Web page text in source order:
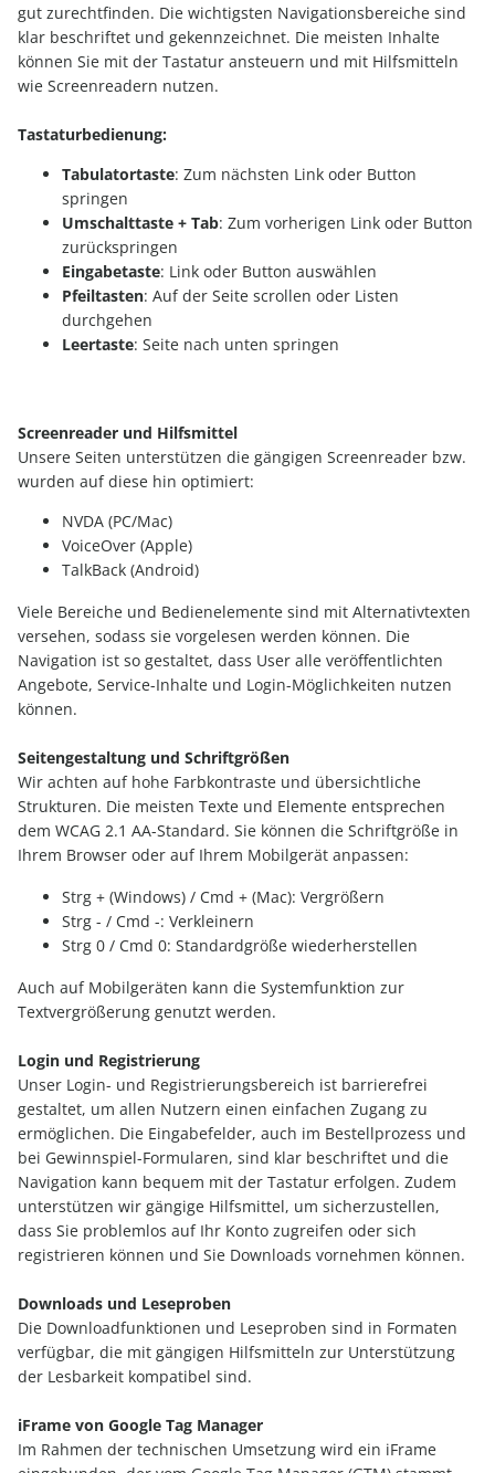
gut zurechtfinden. Die wichtigsten Navigationsbereiche sind
klar beschriftet und gekennzeichnet. Die meisten Inhalte
können Sie mit der Tastatur ansteuern und mit Hilfsmitteln
wie Screenreadern nutzen.
Tastaturbedienung:
Tabulatortaste: Zum nächsten Link oder Button
springen
Umschalttaste + Tab: Zum vorherigen Link oder Button
zurückspringen
Eingabetaste: Link oder Button auswählen
Pfeiltasten: Auf der Seite scrollen oder Listen
durchgehen
Leertaste: Seite nach unten springen
Screenreader und Hilfsmittel
Unsere Seiten unterstützen die gängigen Screenreader bzw.
wurden auf diese hin optimiert:
NVDA (PC/Mac)
VoiceOver (Apple)
TalkBack (Android)
Viele Bereiche und Bedienelemente sind mit Alternativtexten
versehen, sodass sie vorgelesen werden können. Die
Navigation ist so gestaltet, dass User alle veröffentlichten
Angebote, Service-Inhalte und Login-Möglichkeiten nutzen
können.
Seitengestaltung und Schriftgrößen
Wir achten auf hohe Farbkontraste und übersichtliche
Strukturen. Die meisten Texte und Elemente entsprechen
dem WCAG 2.1 AA-Standard. Sie können die Schriftgröße in
Ihrem Browser oder auf Ihrem Mobilgerät anpassen:
Strg + (Windows) / Cmd + (Mac): Vergrößern
Strg - / Cmd -: Verkleinern
Strg 0 / Cmd 0: Standardgröße wiederherstellen
Auch auf Mobilgeräten kann die Systemfunktion zur
Textvergrößerung genutzt werden.
Login und Registrierung
Unser Login- und Registrierungsbereich ist barrierefrei
gestaltet, um allen Nutzern einen einfachen Zugang zu
ermöglichen. Die Eingabefelder, auch im Bestellprozess und
bei Gewinnspiel-Formularen, sind klar beschriftet und die
Navigation kann bequem mit der Tastatur erfolgen. Zudem
unterstützen wir gängige Hilfsmittel, um sicherzustellen,
dass Sie problemlos auf Ihr Konto zugreifen oder sich
registrieren können und Sie Downloads vornehmen können.
Downloads und Leseproben
Die Downloadfunktionen und Leseproben sind in Formaten
verfügbar, die mit gängigen Hilfsmitteln zur Unterstützung
der Lesbarkeit kompatibel sind.
iFrame von Google Tag Manager
Im Rahmen der technischen Umsetzung wird ein iFrame